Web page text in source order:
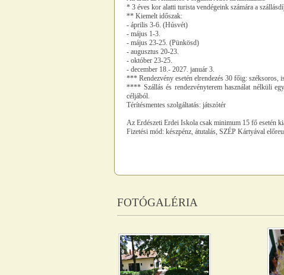
* 3 éves kor alatti turista vendégeink számára a
** Kiemelt időszak:
- április 3-6. (Húsvét)
- május 1-3.
- május 23-25. (Pünkösd)
- augusztus 20-23.
- október 23-25.
- december 18.- 2027. január 3.
*** Rendezvény esetén elrendezés 30 főig: széksoros,
**** Szállás és rendezvényterem használat nélküli
céljából.
Térítésmentes szolgáltatás: játszótér
Az Erdészeti Erdei Iskola csak minimum 15 fő esetén
Fizetési mód: készpénz, átutalás, SZÉP Kártyával
FOTÓGALÉRIA